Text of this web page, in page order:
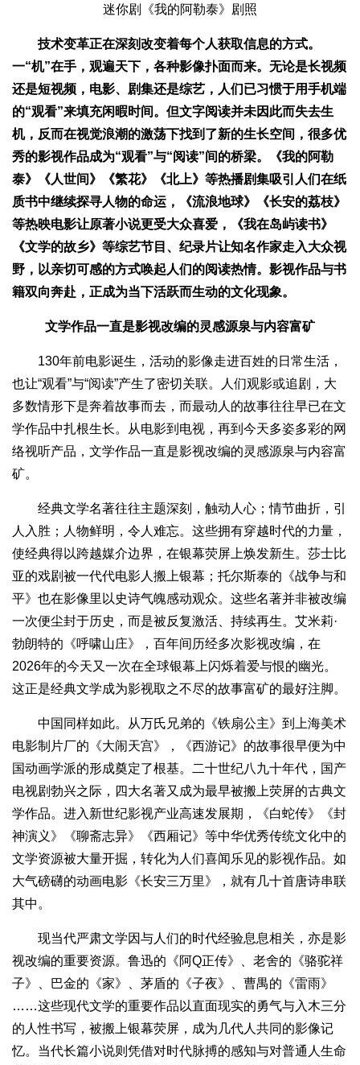
迷你剧《我的阿勒泰》剧照
技术变革正在深刻改变着每个人获取信息的方式。
一“机”在手，观遍天下，各种影像扑面而来。无论是长视频
还是短视频，电影、剧集还是综艺，人们已习惯于用手机端
的“观看”来填充闲暇时间。但文字阅读并未因此而失去生
机，反而在视觉浪潮的激荡下找到了新的生长空间，很多优
秀的影视作品成为“观看”与“阅读”间的桥梁。《我的阿勒
泰》《人世间》《繁花》《北上》等热播剧集吸引人们在纸
质书中继续探寻人物的命运，《流浪地球》《长安的荔枝》
等热映电影让原著小说更受大众喜爱，《我在岛屿读书》
《文学的故乡》等综艺节目、纪录片让知名作家走入大众视
野，以亲切可感的方式唤起人们的阅读热情。影视作品与书
籍双向奔赴，正成为当下活跃而生动的文化现象。
文学作品一直是影视改编的灵感源泉与内容富矿
130年前电影诞生，活动的影像走进百姓的日常生活，
也让“观看”与“阅读”产生了密切关联。人们观影或追剧，大
多数情形下是奔着故事而去，而最动人的故事往往早已在文
学作品中扎根生长。从电影到电视，再到今天多姿多彩的网
络视听产品，文学作品一直是影视改编的灵感源泉与内容富
矿。
经典文学名著往往主题深刻，触动人心；情节曲折，引
人入胜；人物鲜明，令人难忘。这些拥有穿越时代的力量，
使经典得以跨越媒介边界，在银幕荧屏上焕发新生。莎士比
亚的戏剧被一代代电影人搬上银幕；托尔斯泰的《战争与和
平》也在影像里以史诗气魄感动观众。这些名著并非被改编
一次便尘封于历史，而是被反复激活、持续再生。艾米莉·
勃朗特的《呼啸山庄》，百年间历经多次影视改编，在
2026年的今天又一次在全球银幕上闪烁着爱与恨的幽光。
这正是经典文学成为影视取之不尽的故事富矿的最好注脚。
中国同样如此。从万氏兄弟的《铁扇公主》到上海美术
电影制片厂的《大闹天宫》，《西游记》的故事很早便为中
国动画学派的形成奠定了根基。二十世纪八九十年代，国产
电视剧勃兴之际，四大名著又成为最早被搬上荧屏的古典文
学作品。进入新世纪影视产业高速发展期，《白蛇传》《封
神演义》《聊斋志异》《西厢记》等中华优秀传统文化中的
文学资源被大量开掘，转化为人们喜闻乐见的影视作品。如
大气磅礴的动画电影《长安三万里》，就有几十首唐诗串联
其中。
现当代严肃文学因与人们的时代经验息息相关，亦是影
视改编的重要资源。鲁迅的《阿Q正传》、老舍的《骆驼祥
子》、巴金的《家》、茅盾的《子夜》、曹禺的《雷雨》
……这些现代文学的重要作品以直面现实的勇气与入木三分
的人性书写，被搬上银幕荧屏，成为几代人共同的影像记
忆。当代长篇小说则凭借对时代脉搏的感知与对普通人生命